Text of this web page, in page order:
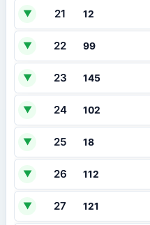
▼ 21 12
▼ 22 99
▼ 23 145
▼ 24 102
▼ 25 18
▼ 26 112
▼ 27 121